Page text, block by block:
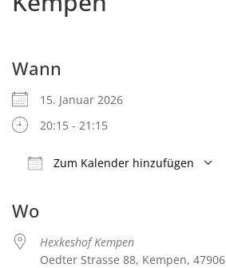
Wann
15. Januar 2026
20:15 - 21:15
Zum Kalender hinzufügen
Wo
Hexkeshof Kempen
Oedter Strasse 88, Kempen, 47906